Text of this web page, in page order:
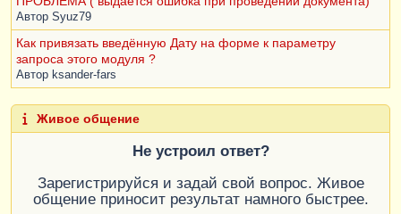
Автор Syuz79
Как привязать введённую Дату на форме к параметру
запроса этого модуля ?
Автор ksander-fars
Живое общение
Не устроил ответ?
Зарегистрируйся и задай свой вопрос. Живое
общение приносит результат намного быстрее.